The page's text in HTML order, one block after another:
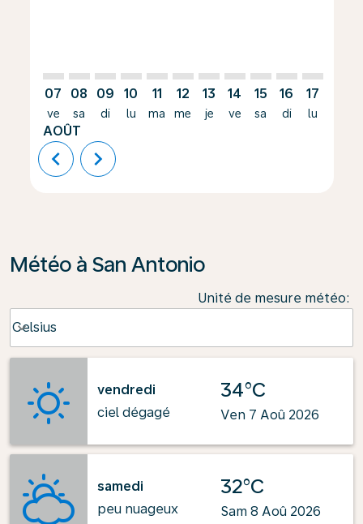
07
ve
AOÛT
08
sa
09
di
10
lu
11
ma
12
me
13
je
14
ve
15
sa
16
di
17
lu
chevron_left chevron_right
Météo à San Antonio
Unité de mesure météo:
Celsius
keyboard_arrow_down
vendredi
ciel dégagé
34°C
Ven 7 Aoû 2026
samedi
peu nuageux
32°C
Sam 8 Aoû 2026